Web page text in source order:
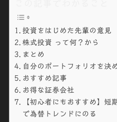
投資をはじめた先輩の意見
株式投資 って何？から
まとめ
自分のポートフォリオを決
おすすめ記事
お得な証券会社
【初心者にもおすすめ】短
で為替トレンドにのる